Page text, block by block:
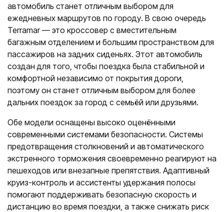
автомобиль станет отличным выбором для
ежедневных маршрутов по городу. В свою очередь
Terramar — это кроссовер с вместительным
багажным отделением и большим пространством для
пассажиров на задних сиденьях. Этот автомобиль
создан для того, чтобы поездка была стабильной и
комфортной независимо от покрытия дороги,
поэтому он станет отличным выбором для более
дальних поездок за город с семьёй или друзьями.
Обе модели оснащены высоко оценёнными
современными системами безопасности. Системы
предотвращения столкновений и автоматического
экстренного торможения своевременно реагируют на
пешеходов или внезапные препятствия. Адаптивный
круиз-контроль и ассистенты удержания полосы
помогают поддерживать безопасную скорость и
дистанцию во время поездки, а также снижать риск